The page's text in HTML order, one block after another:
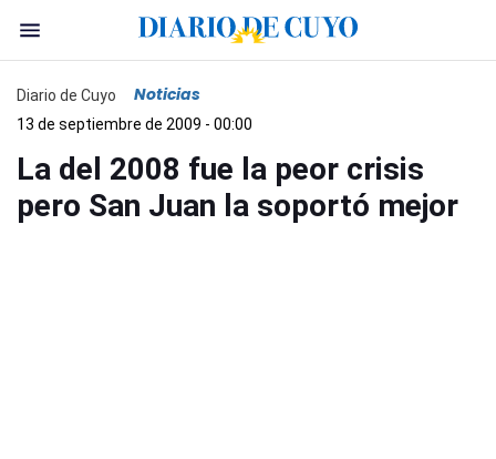
Diario de Cuyo Noticias
13 de septiembre de 2009 - 00:00
La del 2008 fue la peor crisis
pero San Juan la soportó mejor